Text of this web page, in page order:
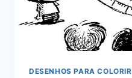
DESENHOS PARA COLORIR